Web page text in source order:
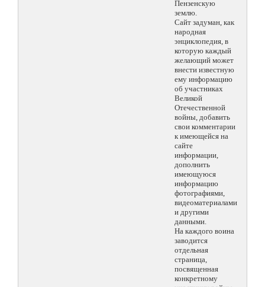
Пензенскую
землю.
Сайт задуман, как
народная
энциклопедия, в
которую каждый
желающий может
внести известную
ему информацию
об участниках
Великой
Отечественной
войны, добавить
свои комментарии
к имеющейся на
сайте
информации,
дополнить
имеющуюся
информацию
фотографиями,
видеоматериалами
и другими
данными.
На каждого воина
заводится
отдельная
страница,
посвященная
конкретному